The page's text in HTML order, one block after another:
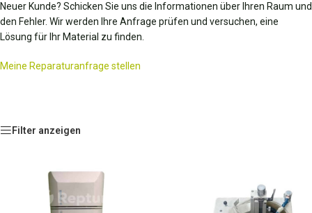
Neuer Kunde? Schicken Sie uns die Informationen über Ihren Raum und
den Fehler. Wir werden Ihre Anfrage prüfen und versuchen, eine
Lösung für Ihr Material zu finden.
Meine Reparaturanfrage stellen
Filter anzeigen